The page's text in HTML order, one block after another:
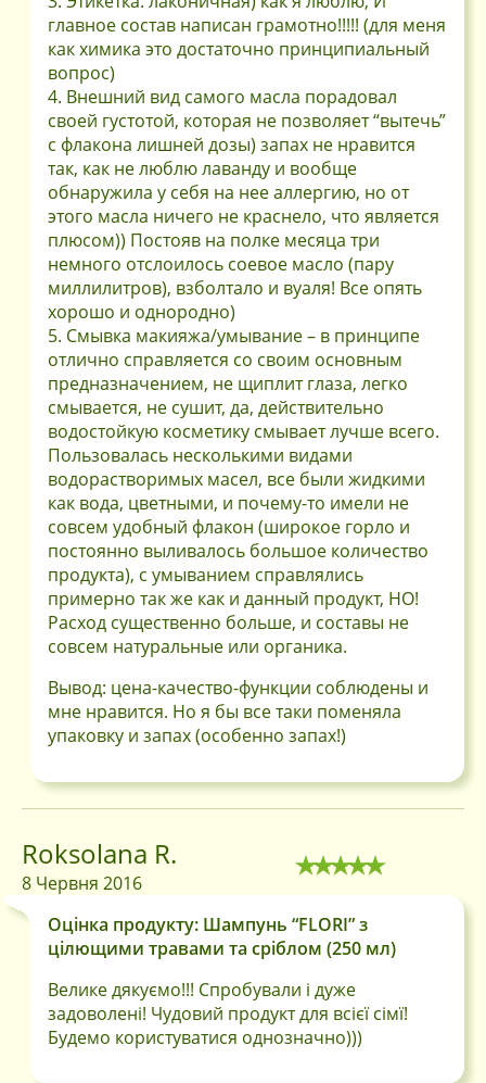
главное состав написан грамотно!!!!! (для меня
как химика это достаточно принципиальный
вопрос)
4. Внешний вид самого масла порадовал
своей густотой, которая не позволяет “вытечь”
с флакона лишней дозы) запах не нравится
так, как не люблю лаванду и вообще
обнаружила у себя на нее аллергию, но от
этого масла ничего не краснело, что является
плюсом)) Постояв на полке месяца три
немного отслоилось соевое масло (пару
миллилитров), взболтало и вуаля! Все опять
хорошо и однородно)
5. Смывка макияжа/умывание – в принципе
отлично справляется со своим основным
предназначением, не щиплит глаза, легко
смывается, не сушит, да, действительно
водостойкую косметику смывает лучше всего.
Пользовалась несколькими видами
водорастворимых масел, все были жидкими
как вода, цветными, и почему-то имели не
совсем удобный флакон (широкое горло и
постоянно выливалось большое количество
продукта), с умыванием справлялись
примерно так же как и данный продукт, НО!
Расход существенно больше, и составы не
совсем натуральные или органика.
Вывод: цена-качество-функции соблюдены и
мне нравится. Но я бы все таки поменяла
упаковку и запах (особенно запах!)
Roksolana R.
8 Червня 2016
Оцінка продукту: Шампунь “FLORI” з
цілющими травами та сріблом (250 мл)
Велике дякуємо!!! Спробували і дуже
задоволені! Чудовий продукт для всієї сімї!
Будемо користуватися однозначно)))